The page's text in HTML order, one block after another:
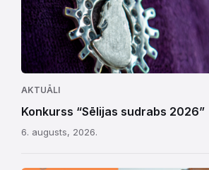
AKTUĀLI
Konkurss “Sēlijas sudrabs 2026”
6. augusts, 2026.